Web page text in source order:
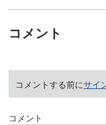
コメント
コメントする前にサイ
コメント